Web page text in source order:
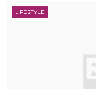
LIFESTYLE